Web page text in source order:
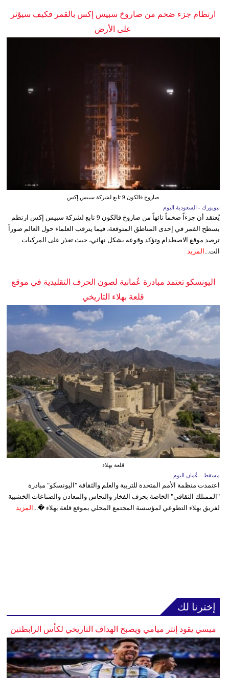
ارتطام جزء ضخم من صاروخ سبيس إكس بالقمر فكيف سيؤثر
على الأرض
صاروخ فالكون 9 تابع لشركة سبيس إكس
نيويورك - السعودية اليوم
يُعتقد أن جزءاً ضخماً تائهاً من صاروخ فالكون 9 تابع لشركة سبيس إكس ارتطم
بسطح القمر في إحدى المناطق المتوقعة، فيما يترقب العلماء حول العالم صوراً
ترصد موقع الاصطدام وتؤكد وقوعه بشكل نهائي، حيث تعذر على المركبات
الت...
المزيد
اليونسكو تعتمد مبادرة عُمانية لصون الحرف التقليدية في موقع
قلعة بهلاء التاريخي
قلعة بهلاء
مسقط - عُمان اليوم
اعتمدت منظمة الأمم المتحدة للتربية والعلم والثقافة "اليونسكو" مبادرة
"الممتلك الثقافي" الخاصة بحرف الفخار والنحاس والمعادن والصناعات الخشبية
لفريق بهلاء التطوعي لمؤسسة المجتمع المحلي بموقع قلعة بهلاء �... المزيد
إخترنا لك
ميسي يقود إنتر ميامي ويصبح الهداف التاريخي لكأس الرابطتين